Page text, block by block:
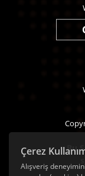
Çerez
Alışveriş
Bu